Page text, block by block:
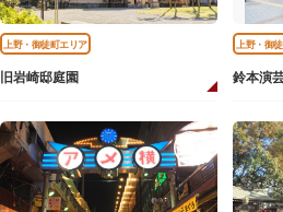
上野・御徒町エリア
旧岩崎邸庭園
上野・御
鈴本演